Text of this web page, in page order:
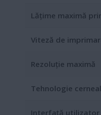
Lățime maximă
Viteză de
Rezoluție maximă
Tehnologie
Interfață utilizator